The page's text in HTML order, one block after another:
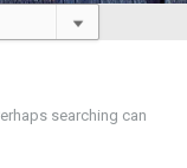
searching can